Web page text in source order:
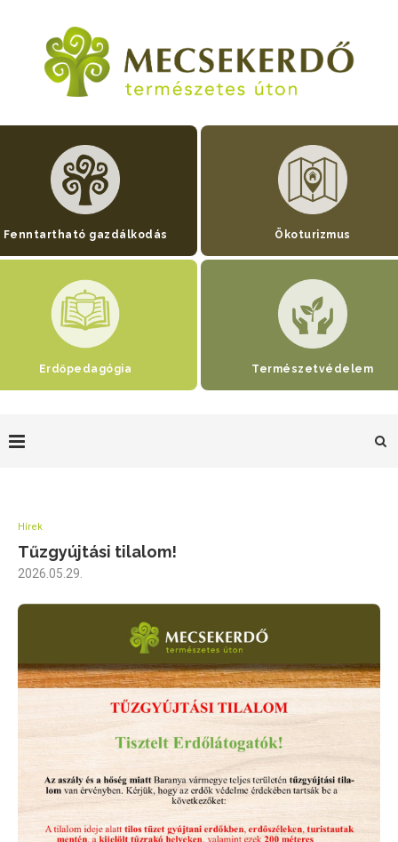
Fenntartható gazdálkodás Ökoturizmus
Erdőpedagógia Természetvédelem
Hírek
Tűzgyújtási tilalom!
2026.05.29.